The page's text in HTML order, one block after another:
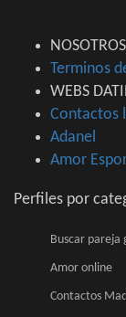
Terminos
WEBS
Contactos
Adanel
Amor
Perfiles por
Buscar pareja
Amor online
Contactos